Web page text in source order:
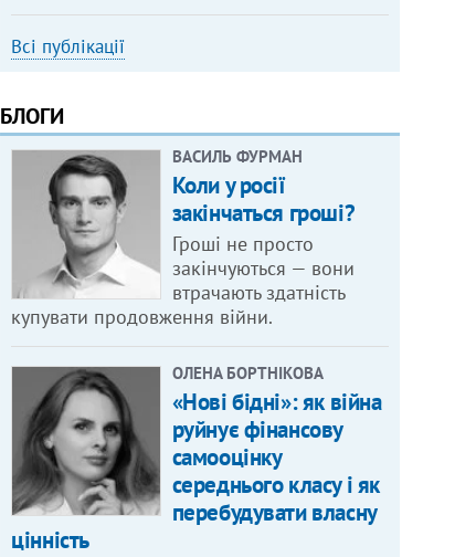
Всі публікації
БЛОГИ
ВАСИЛЬ ФУРМАН
Коли у росії
закінчаться гроші?
Гроші не просто
закінчуються — вони
втрачають здатність
купувати продовження війни.
ОЛЕНА БОРТНІКОВА
«Нові бідні»: як війна
руйнує фінансову
самооцінку
середнього класу і як
перебудувати власну
цінність